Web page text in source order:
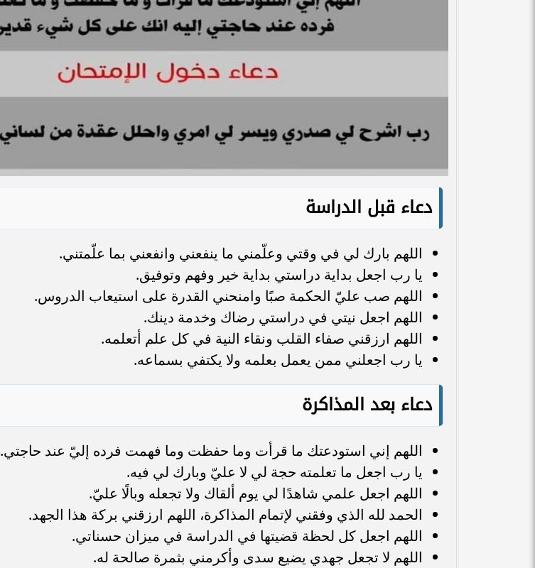
دعاء قبل الدراسة
اللهم بارك لي في وقتي وعلّمني ما ينفعني وانفعني بما علّمتني.
يا رب اجعل بداية دراستي بداية خير وفهم وتوفيق.
اللهم صب عليّ الحكمة صبًا وامنحني القدرة على استيعاب الدروس.
اللهم اجعل نيتي في دراستي رضاك وخدمة دينك.
اللهم ارزقني صفاء القلب ونقاء النية في كل علم أتعلمه.
يا رب اجعلني ممن يعمل بعلمه ولا يكتفي بسماعه.
دعاء بعد المذاكرة
اللهم إني استودعتك ما قرأت وما حفظت وما فهمت فرده إليّ عند حاجتي.
يا رب اجعل ما تعلمته حجة لي لا عليّ وبارك لي فيه.
اللهم اجعل علمي شاهدًا لي يوم ألقاك ولا تجعله وبالًا عليّ.
الحمد لله الذي وفقني لإتمام المذاكرة، اللهم ارزقني بركة هذا الجهد.
اللهم اجعل كل لحظة قضيتها في الدراسة في ميزان حسناتي.
اللهم لا تجعل جهدي يضيع سدى وأكرمني بثمرة صالحة له.